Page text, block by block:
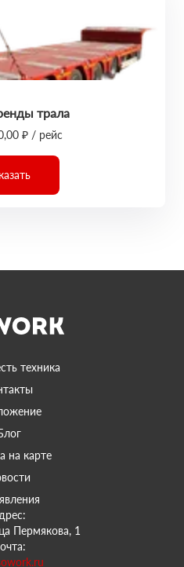
трала
₽ / рейс
техника
на карте
Пермякова, 1